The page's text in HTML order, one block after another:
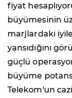
fiyat
büyümesinin
marjlardaki
yansıdığını
güçlü
büyüme
Telekom'un